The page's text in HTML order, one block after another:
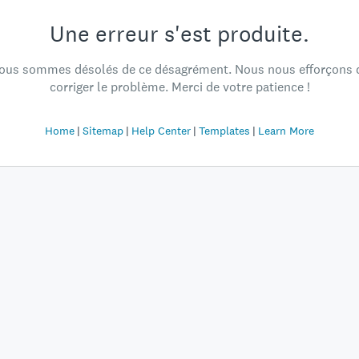
Une erreur s'est produite.
sommes désolés de ce désagrément. Nous nous efforçons
corriger le problème. Merci de votre patience !
Home Sitemap Help Center Templates Learn More